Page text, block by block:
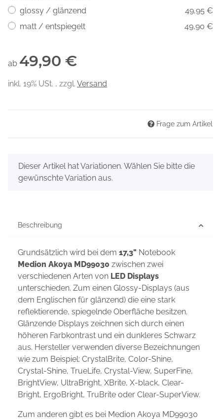
glossy / glänzend
49,95 €
matt / entspiegelt
49,90 €
ab 49,90 €
inkl. 19% USt. , zzgl. Versand
Frage zum Artikel
x
Dieser Artikel hat Variationen. Wählen Sie bitte die
gewünschte Variation aus.
Beschreibung
Grundsätzlich wird bei dem 17,3" Notebook
Medion Akoya MD99030 zwischen zwei
verschiedenen Arten von LED Displays
unterschieden. Zum einen Glossy-Displays (aus
dem Englischen für glänzend) die eine stark
reflektierende, spiegelnde Oberfläche besitzen.
Glänzende Displays zeichnen sich durch einen
höheren Farbkontrast und ein dunkleres Schwarz
aus. Hersteller verwenden diverse Bezeichnungen
wie zum Beispiel: CrystalBrite, Color-Shine,
Crystal-Shine, TrueLife, Crystal-View, SuperFine,
BrightView, UltraBright, XBrite, X-black, Clear-
Bright, ErgoBright, TruBrite oder Clear-SuperView.
Zum anderen gibt es bei Medion Akoya MD99030